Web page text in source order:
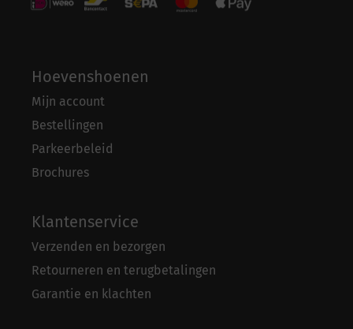
Hoevenshoenen
Mijn account
Bestellingen
Parkeerbeleid
Brochures
Klantenservice
Verzenden en bezorgen
Retourneren en terugbetalingen
Garantie en klachten